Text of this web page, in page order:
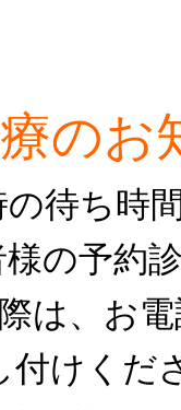
のお
待ち時
の予約
は、お
付けくだ